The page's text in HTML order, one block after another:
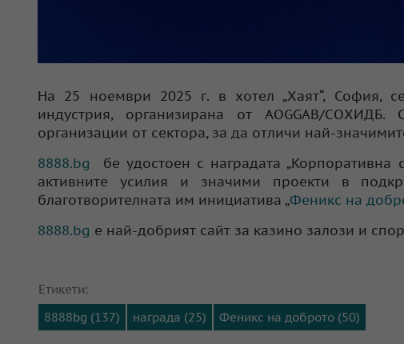
На 25 ноември 2025 г. в хотел „Хаят“, София,
индустрия, организирана от AOGGAB/
организации от сектора, за да отличи най-
8888.bg
бе удостоен с наградата
активните усилия и значими проекти в
благотворителната им инициатива „Феникс на
8888.bg е най-добрият сайт за казино залози и
Етикети:
8888bg (137)
награда (25) Феникс на доброто (50)